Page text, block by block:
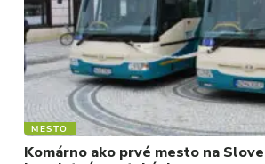
MESTO
Komárno ako prvé mesto na